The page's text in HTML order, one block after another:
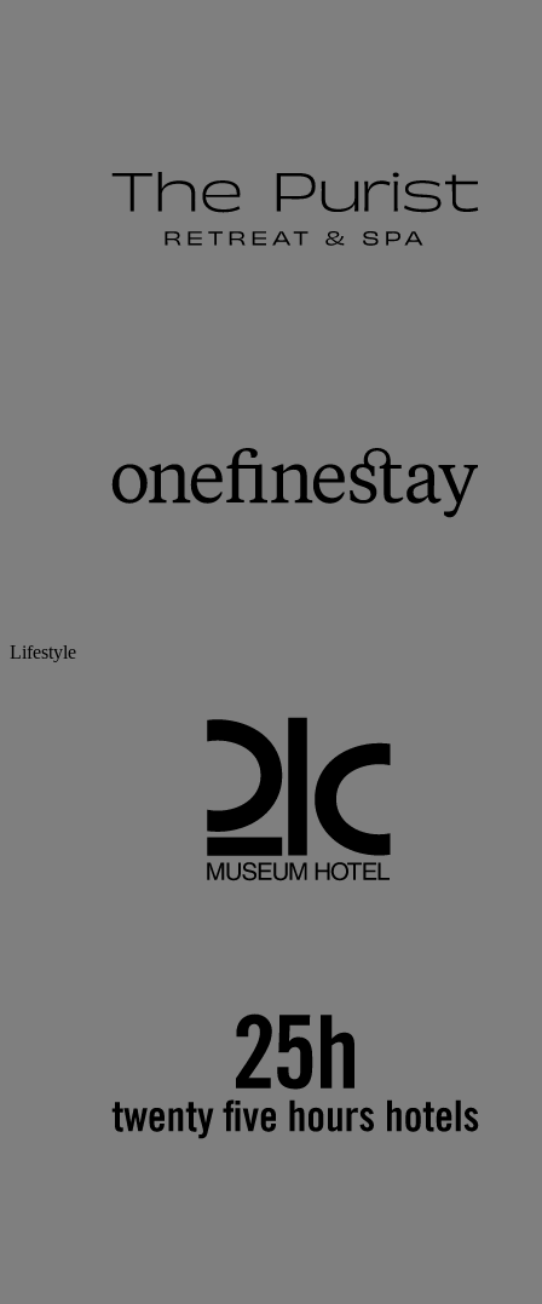
Lifestyle